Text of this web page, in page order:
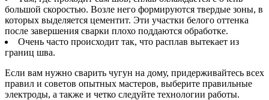
большой скоростью. Возле него формируются твердые зоны, в
которых выделяется цементит. Эти участки белого оттенка
после завершения сварки плохо поддаются обработке.
Очень часто происходит так, что расплав вытекает из
границ шва.
Если вам нужно сварить чугун на дому, придерживайтесь всех
правил и советов опытных мастеров, выберите правильные
электроды, а также и четко следуйте технологии работы.